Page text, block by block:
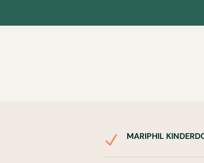
N MARIPHIL